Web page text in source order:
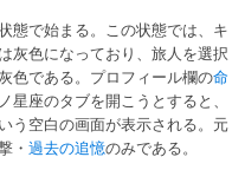
態で始まる。この状態では、キ
灰色になっており、旅人を選択
色である。プロフィール欄の命
座のタブを開こうとすると、
う空白の画面が表示される。元
・ 過去の追憶のみである。